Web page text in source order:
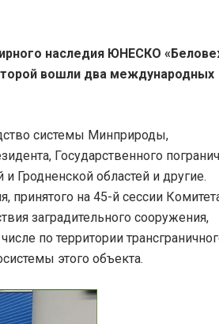
наследия ЮНЕСКО
вошли два международных
системы Минприроды,
Государственного
Гродненской областей и другие.
принятого на 45-й сессии
заградительного сооружения,
по территории
этого объекта.